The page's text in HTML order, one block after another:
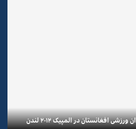
افغانستان در المپیک ۲۰۱۲ لندن